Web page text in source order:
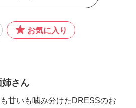
お気に入り
姉さん
甘いも噛み分けたDRESSのお